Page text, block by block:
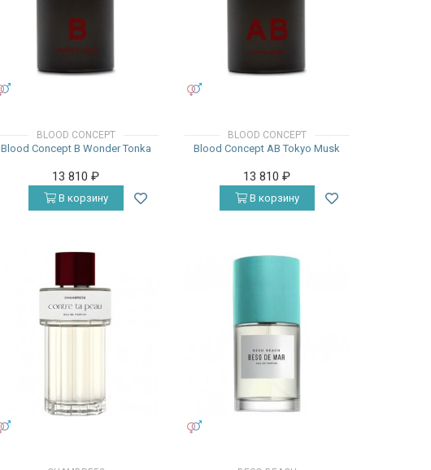
BLOOD CONCEPT
Blood Concept B Wonder Tonka
13 810₽
В корзину
BLOOD CONCEPT
Blood Concept AB Tokyo Musk
13 810₽
В корзину